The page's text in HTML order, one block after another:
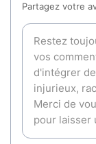
Partagez votre